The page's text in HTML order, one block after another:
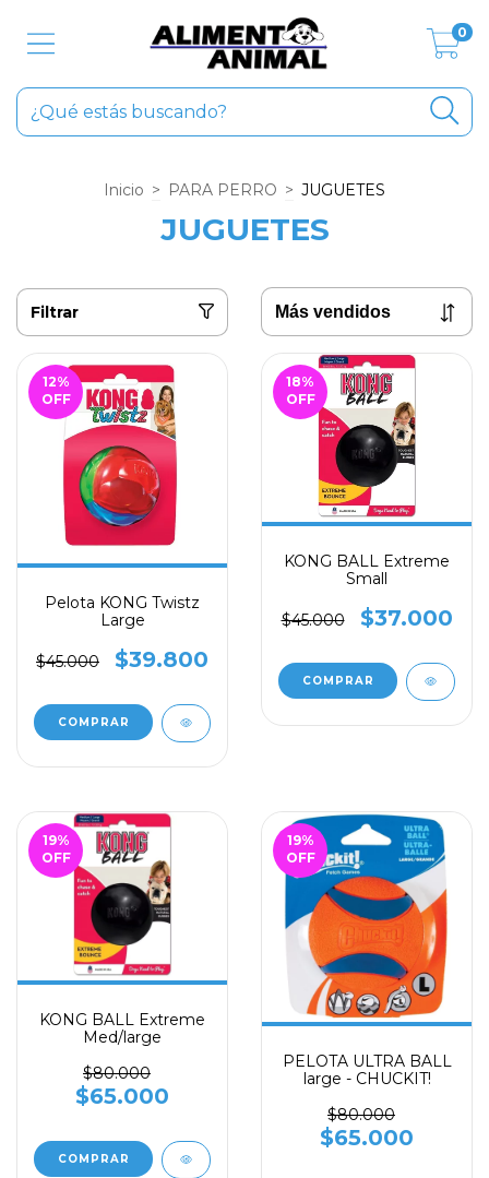
0
Inicio > PARA PERRO > JUGUETES
JUGUETES
Filtrar
12%
OFF
Pelota KONG Twistz
Large
$45.000 $39.800
18%
OFF
KONG BALL Extreme
Small
$45.000 $37.000
19%
OFF
KONG BALL Extreme
Med/large
$80.000
$65.000
19%
OFF
PELOTA ULTRA BALL
large - CHUCKIT!
$80.000
$65.000